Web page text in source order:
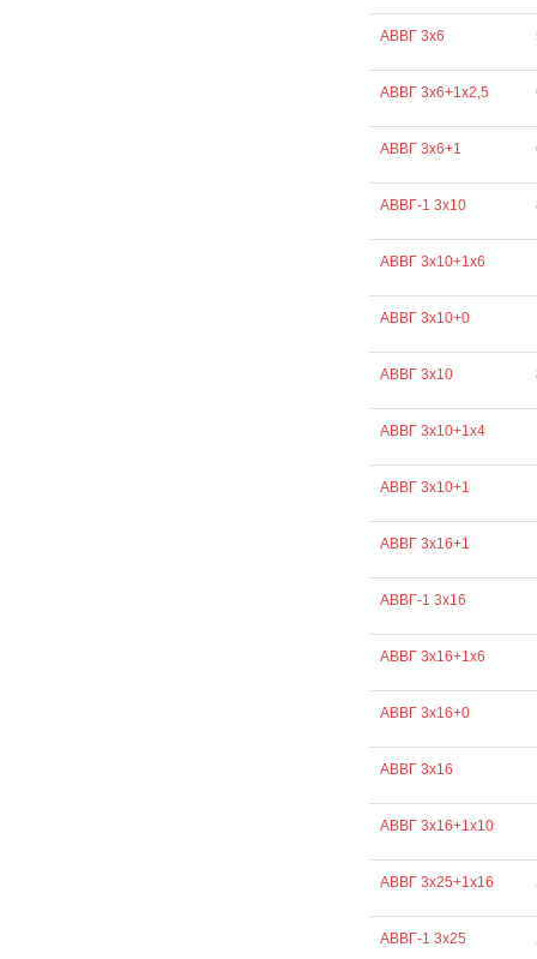
АВВГ 3х6
АВВГ 3х6+1х2,5
АВВГ 3х6+1
АВВГ-1 3х10
АВВГ 3х10+1х6
АВВГ 3х10+0
АВВГ 3х10
АВВГ 3х10+1х4
АВВГ 3х10+1
АВВГ 3х16+1
АВВГ-1 3х16
АВВГ 3х16+1х6
АВВГ 3х16+0
АВВГ 3х16
АВВГ 3х16+1х10
АВВГ 3х25+1х16
АВВГ-1 3х25